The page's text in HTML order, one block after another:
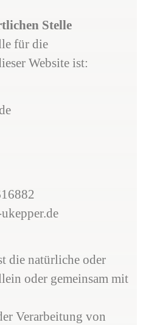
Stelle
für die
Website ist:
die natürliche oder
oder gemeinsam mit
Verarbeitung von